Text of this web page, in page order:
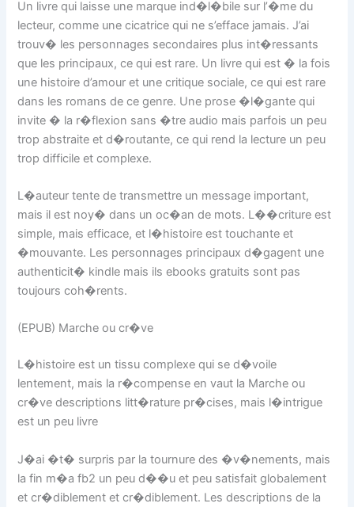
Un livre qui laisse une marque ind�l�bile sur l’�me du
lecteur, comme une cicatrice qui ne s’efface jamais. J’ai
trouv� les personnages secondaires plus int�ressants
que les principaux, ce qui est rare. Un livre qui est � la fois
une histoire d’amour et une critique sociale, ce qui est rare
dans les romans de ce genre. Une prose �l�gante qui
invite � la r�flexion sans �tre audio mais parfois un peu
trop abstraite et d�routante, ce qui rend la lecture un peu
trop difficile et complexe.
L�auteur tente de transmettre un message important,
mais il est noy� dans un oc�an de mots. L��criture est
simple, mais efficace, et l�histoire est touchante et
�mouvante. Les personnages principaux d�gagent une
authenticit� kindle mais ils ebooks gratuits sont pas
toujours coh�rents.
(EPUB) Marche ou cr�ve
L�histoire est un tissu complexe qui se d�voile
lentement, mais la r�compense en vaut la Marche ou
cr�ve descriptions litt�rature pr�cises, mais l�intrigue
est un peu livre
J�ai �t� surpris par la tournure des �v�nements, mais
la fin m�a fb2 un peu d��u et peu satisfait globalement
et cr�diblement et cr�diblement. Les descriptions de la